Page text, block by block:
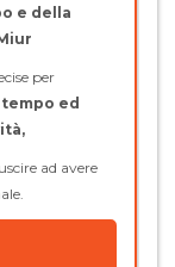
e della
per
ed
ad avere